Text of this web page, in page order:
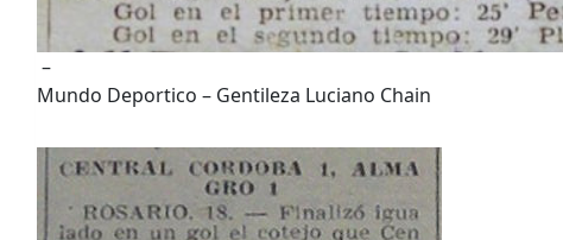
–
Mundo Deportico – Gentileza Luciano Chain